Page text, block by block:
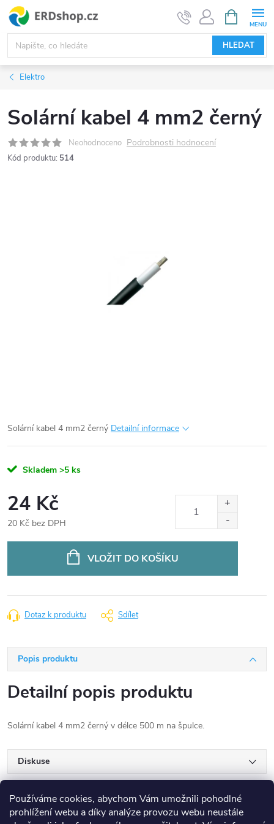
Používáme cookies, abychom Vám umožnili pohodlné
prohlížení webu a díky analýze provozu webu neustále
Přejít
obsah
HLEDAT
NÁKUPNÍ
KOŠÍK
Elektro
Solární kabel 4 mm2 černý
Neohodnoceno Podrobnosti hodnocení
Kód produktu: 514
Solární kabel 4 mm2 černý Detailní informace
Skladem >5 ks
24 Kč
20 Kč bez DPH
VLOŽIT DO KOŠÍKU
Dotaz k produktu Sdílet
Popis produktu
Detailní popis produktu
Solární kabel 4 mm2 černý v délce 500 m na špulce.
Diskuse